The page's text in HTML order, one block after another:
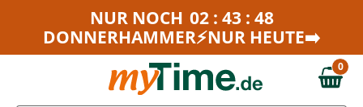
Zum Hauptinhalt springen
Zur Navigation springen
NUR NOCH 02 : 43 : 48
DONNERHAMMER⚡NUR HEUTE➡️
0,00 €
0